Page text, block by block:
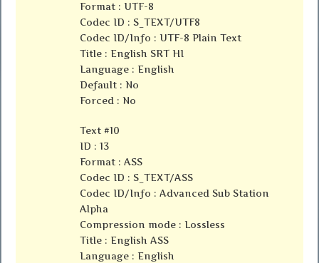
Format : UTF-8
Codec ID : S_TEXT/UTF8
Codec ID/Info : UTF-8 Plain Text
Title : English SRT HI
Language : English
Default : No
Forced : No
Text #10
ID : 13
Format : ASS
Codec ID : S_TEXT/ASS
Codec ID/Info : Advanced Sub Station
Alpha
Compression mode : Lossless
Title : English ASS
Language : English